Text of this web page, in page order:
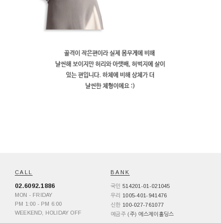
CALL
02.6092.1886
MON - FRIDAY
PM 1:00 - PM 6:00
WEEKEND, HOLIDAY OFF
BANK
국민 514201-01-021045
우리 1005-401-941476
신한 100-027-761077
예금주 (주) 에스제이홀딩스